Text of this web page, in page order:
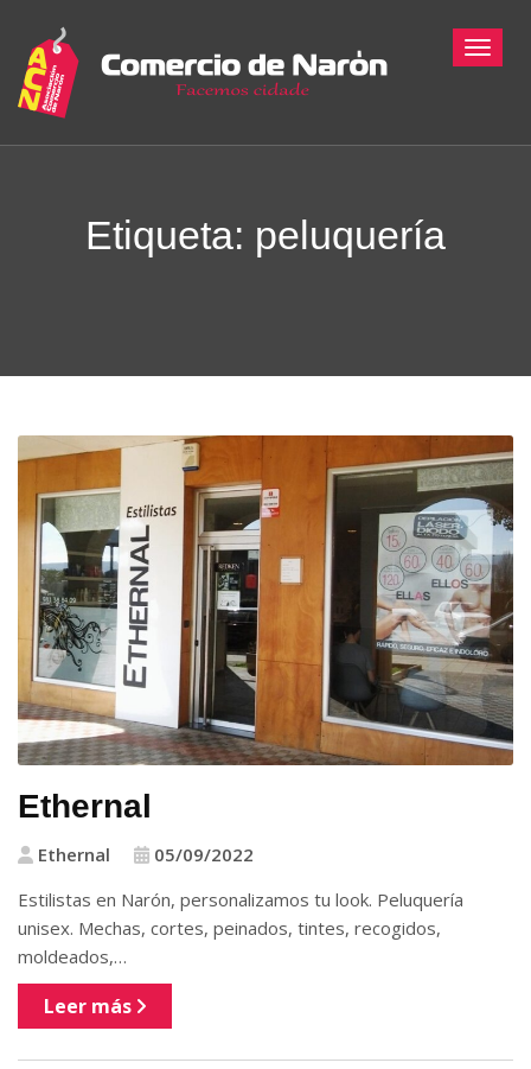
Etiqueta: peluquería
Ethernal
Ethernal
05/09/2022
Estilistas en Narón, personalizamos tu look. Peluquería
unisex. Mechas, cortes, peinados, tintes, recogidos,
moldeados,…
Leer más